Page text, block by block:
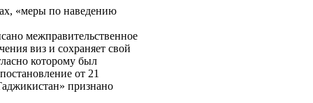
«меры по наведению
межправительственное
виз и сохраняет свой
которому был
от 21
признано